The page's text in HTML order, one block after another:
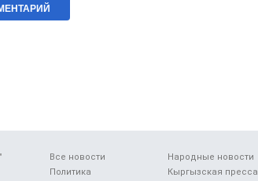
Все новости
Политика
Народные новости
Кыргызская пресса